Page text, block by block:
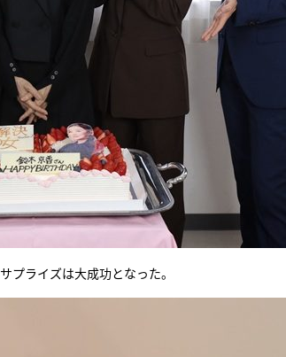
プライズは大成功となった。